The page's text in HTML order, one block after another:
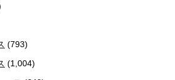
(793)
(1,004)